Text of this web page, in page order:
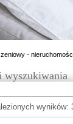
-
wyszukiwania
wyników: